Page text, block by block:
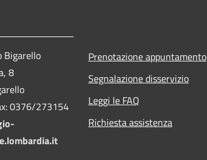
Bigarello
8
0376/273154
Prenotazione appuntamento
Segnalazione disservizio
Leggi le FAQ
Richiesta assistenza